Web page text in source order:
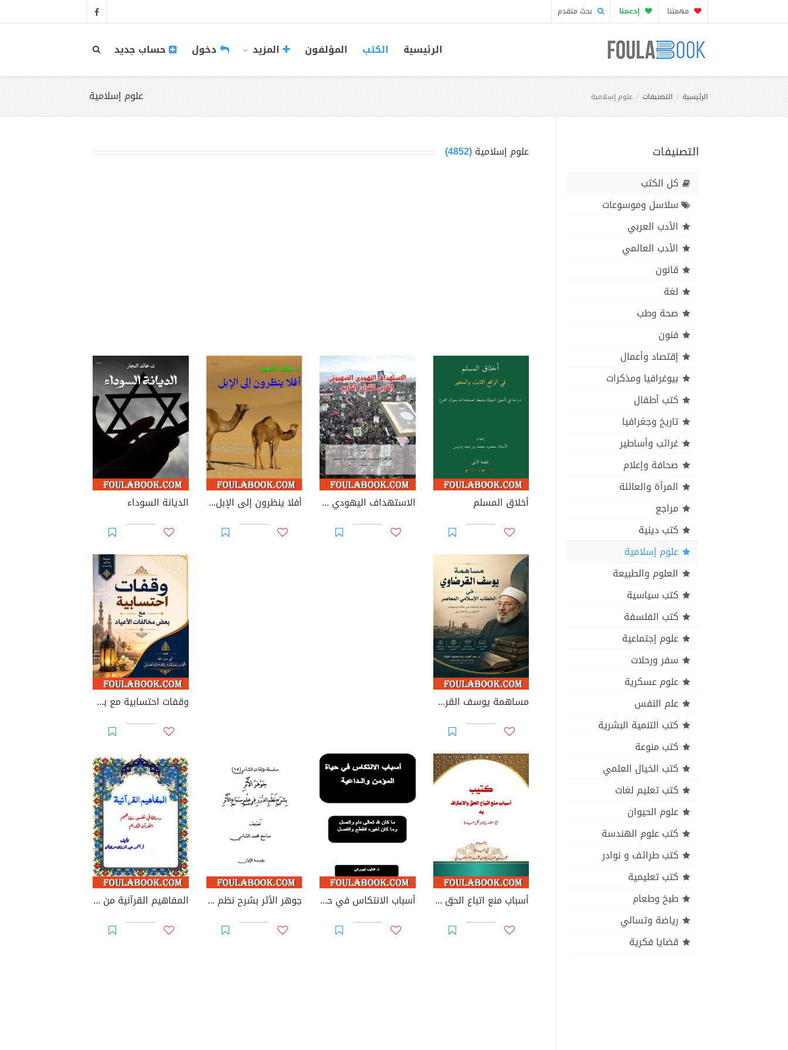
مهمتنا إدعمنا بحث متقدم
الرئيسية الكتب المؤلفون المزيد دخول حساب جديد
علوم إسلامية الرئيسية التصنيفات علوم إسلامية
التصنيفات
كل الكتب
سلاسل وموسوعات
الأدب العربي
الأدب العالمي
قانون
لغة
صحة وطب
فنون
إقتصاد وأعمال
بيوغرافيا ومذكرات
كتب أطفال
تاريخ وجغرافيا
غرائب وأساطير
صحافة وإعلام
المرأة والعائلة
مراجع
كتب دينية
علوم إسلامية
العلوم والطبيعة
كتب سياسية
كتب الفلسفة
علوم إجتماعية
سفر ورحلات
علوم عسكرية
علم النفس
كتب التنمية البشرية
كتب منوعة
كتب الخيال العلمي
كتب تعليم لغات
علوم الحيوان
كتب علوم الهندسة
كتب طرائف و نوادر
كتب تعليمية
طبخ وطعام
رياضة وتسالي
قضايا فكرية
علوم إسلامية(4852)
أخلاق المسلم الاستهداف اليهودي الصهيوني الغربي للقرآن الكريم أفلا ينظرون إلى الإبل كيف خلقت الديانة السوداء
مساهمة يوسف القرضاوي في الخطاب الإسلامي المعاصر وقفات احتسابية مع بعض مخالفات الأعياد
أسباب منع اتباع الحق والاعتراف به مع شرح يسير لكل عبارة أسباب الانتكاس في حياة المؤمن والداعية جوهر الأثر بشرح نظم الدرر في علم سماع الأثر المفاهيم القرآنية من سورة فصلت